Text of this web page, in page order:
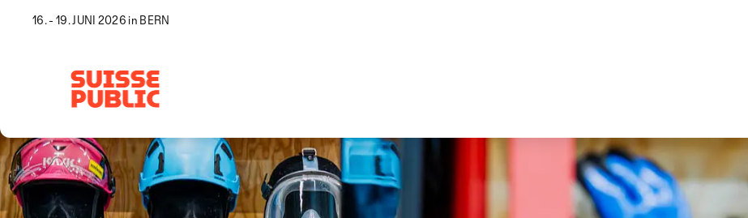
16. - 19. JUNI 2026 in BERN